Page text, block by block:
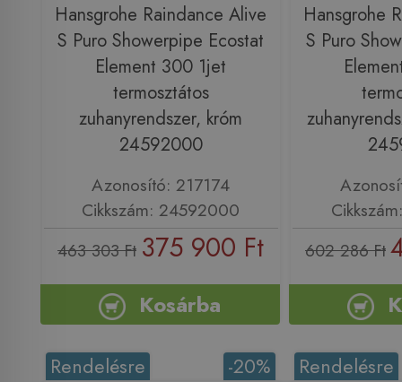
Hansgrohe Raindance Alive
S Puro Showerpipe Ecostat
Element 300 1jet
termosztátos
zuhanyrendszer, króm
24592000
Azonosító: 217174
Cikkszám: 24592000
463 303 Ft 375 900 Ft
Kosárba
Hansgrohe
S Puro
602 286 Ft
-20%
Rendelésre Rendelésre